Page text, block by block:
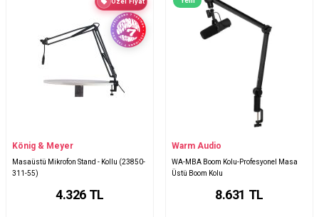
König & Meyer
Masaüstü Mikrofon Stand - Kollu (23850-
311-55)
4.326 TL
Warm Audio
WA-MBA Boom Kolu-Profesyonel Masa
Üstü Boom Kolu
8.631 TL